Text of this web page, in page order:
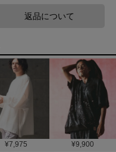
返品について
¥7,975 ¥9,900